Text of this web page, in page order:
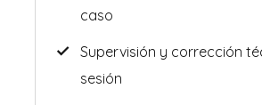
caso
Supervisión y corrección
sesión